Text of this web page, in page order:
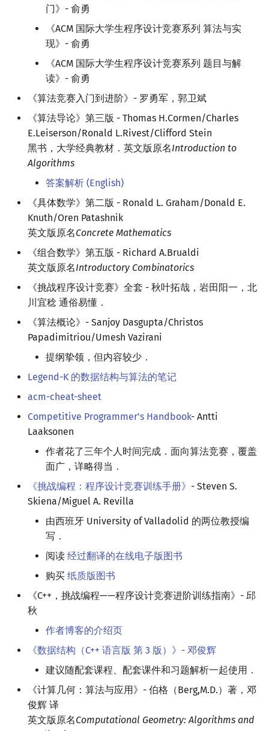
门》- 俞勇
《ACM 国际大学生程序设计竞赛系列 算法与实
现》- 俞勇
《ACM 国际大学生程序设计竞赛系列 题目与解
读》- 俞勇
《算法竞赛入门到进阶》- 罗勇军，郭卫斌
《算法导论》第三版 - Thomas H.Cormen/Charles
E.Leiserson/Ronald L.Rivest/Clifford Stein
黑书，大学经典教材．英文版原名Introduction to
Algorithms
答案解析 (English)
《具体数学》第二版 - Ronald L. Graham/Donald E.
Knuth/Oren Patashnik
英文版原名Concrete Mathematics
《组合数学》第五版 - Richard A.Brualdi
英文版原名Introductory Combinatorics
《挑战程序设计竞赛》全套 - 秋叶拓哉，岩田阳一，北
川宜稔 通俗易懂．
《算法概论》- Sanjoy Dasgupta/Christos
Papadimitriou/Umesh Vazirani
提纲挚领，但内容较少．
Legend-K 的数据结构与算法的笔记
acm-cheat-sheet
Competitive Programmer’s Handbook- Antti
Laaksonen
作者花了三年个人时间完成．面向算法竞赛，覆盖
面广，详略得当．
《挑战编程：程序设计竞赛训练手册》 - Steven S.
Skiena/Miguel A. Revilla
由西班牙 University of Valladolid 的两位教授编
写．
阅读 经过翻译的在线电子版图书
购买 纸质版图书
《C++，挑战编程——程序设计竞赛进阶训练指南》- 邱
秋
作者博客的介绍页
《数据结构（C++ 语言版 第 3 版）》- 邓俊辉
建议随配套课程、配套课件和习题解析一起使用．
《计算几何：算法与应用》- 伯格（Berg,M.D.）著，邓
俊辉 译
英文版原名Computational Geometry: Algorithms and